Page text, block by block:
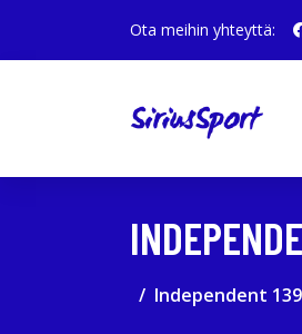
Ota meihin yhteyttä:
Independent